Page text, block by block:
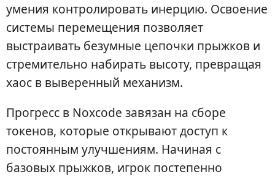
умения контролировать инерцию. Освоение
системы перемещения позволяет
выстраивать безумные цепочки прыжков и
стремительно набирать высоту, превращая
хаос в выверенный механизм.
Прогресс в Noxcode завязан на сборе
токенов, которые открывают доступ к
постоянным улучшениям. Начиная с
базовых прыжков, игрок постепенно